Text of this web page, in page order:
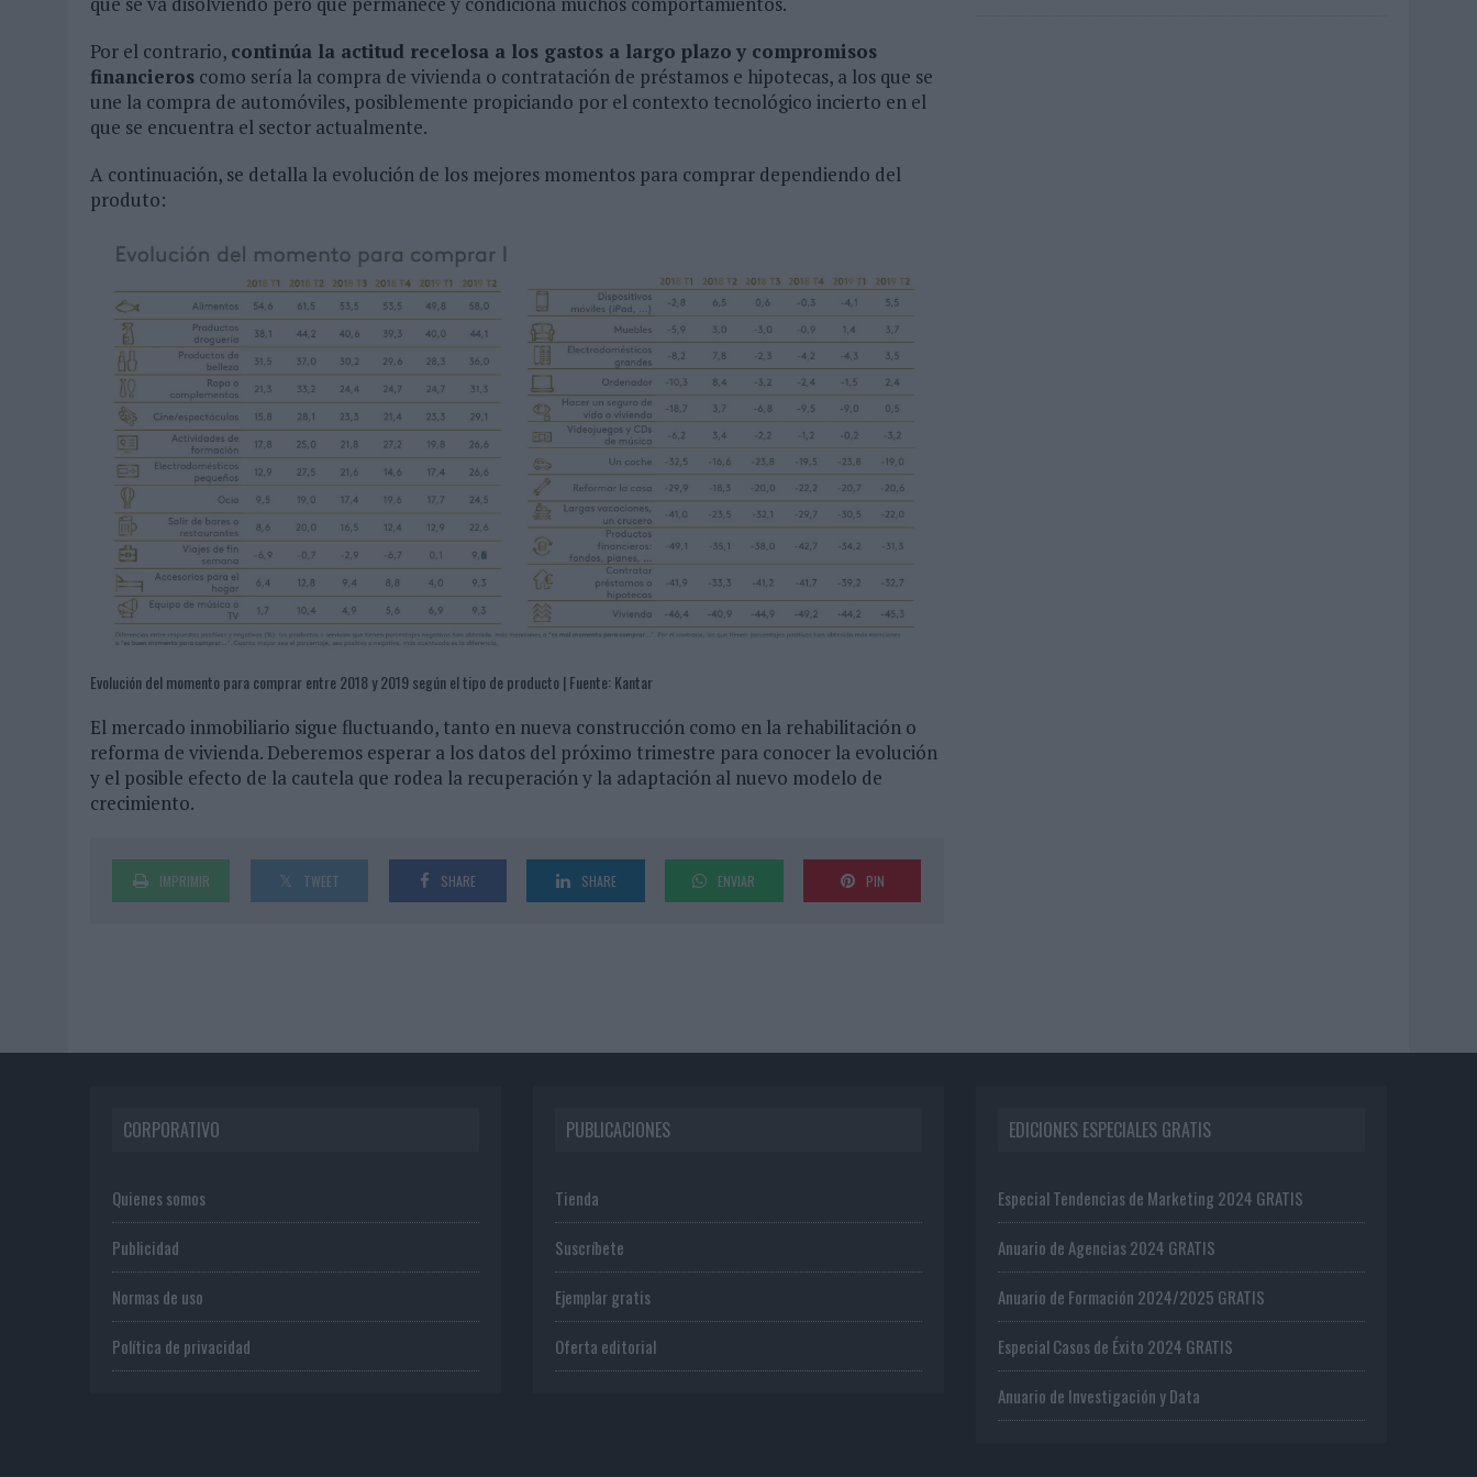
Por el contrario, continúa la actitud recelosa a los gastos a largo plazo y compromisos
financieros como sería la compra de vivienda o contratación de préstamos e hipotecas, a los que se
une la compra de automóviles, posiblemente propiciando por el contexto tecnológico incierto en el
que se encuentra el sector actualmente.
A continuación, se detalla la evolución de los mejores momentos para comprar dependiendo del
produto:
Evolución del momento para comprar entre 2018 y 2019 según el tipo de producto | Fuente: Kantar
El mercado inmobiliario sigue fluctuando, tanto en nueva construcción como en la rehabilitación o
reforma de vivienda. Deberemos esperar a los datos del próximo trimestre para conocer la evolución
y el posible efecto de la cautela que rodea la recuperación y la adaptación al nuevo modelo de
crecimiento.
IMPRIMIR TWEET SHARE SHARE ENVIAR PIN
CORPORATIVO
Quienes somos
Publicidad
Normas de uso
Política de privacidad
PUBLICACIONES
Tienda
Suscríbete
Ejemplar gratis
Oferta editorial
EDICIONES ESPECIALES GRATIS
Especial Tendencias de Marketing 2024 GRATIS
Anuario de Agencias 2024 GRATIS
Anuario de Formación 2024/2025 GRATIS
Especial Casos de Éxito 2024 GRATIS
Anuario de Investigación y Data